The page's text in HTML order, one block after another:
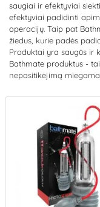
saugiai ir efektyviai
efektyviai padidinti
operacijų. Taip pat
žiedus, kurie padės
Produktai yra saugūs ir
Bathmate produktus -
nepasitikėjimą